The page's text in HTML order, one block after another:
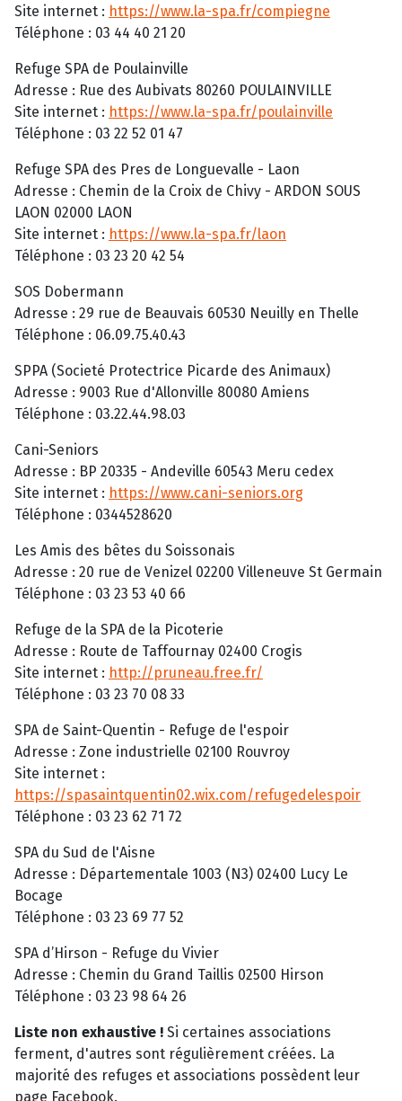
Site internet : https://www.la-spa.fr/compiegne
Téléphone : 03 44 40 21 20
Refuge SPA de Poulainville
Adresse : Rue des Aubivats 80260 POULAINVILLE
Site internet : https://www.la-spa.fr/poulainville
Téléphone : 03 22 52 01 47
Refuge SPA des Pres de Longuevalle - Laon
Adresse : Chemin de la Croix de Chivy - ARDON SOUS
LAON 02000 LAON
Site internet : https://www.la-spa.fr/laon
Téléphone : 03 23 20 42 54
SOS Dobermann
Adresse : 29 rue de Beauvais 60530 Neuilly en Thelle
Téléphone : 06.09.75.40.43
SPPA (Societé Protectrice Picarde des Animaux)
Adresse : 9003 Rue d'Allonville 80080 Amiens
Téléphone : 03.22.44.98.03
Cani-Seniors
Adresse : BP 20335 - Andeville 60543 Meru cedex
Site internet : https://www.cani-seniors.org
Téléphone : 0344528620
Les Amis des bêtes du Soissonais
Adresse : 20 rue de Venizel 02200 Villeneuve St Germain
Téléphone : 03 23 53 40 66
Refuge de la SPA de la Picoterie
Adresse : Route de Taffournay 02400 Crogis
Site internet : http://pruneau.free.fr/
Téléphone : 03 23 70 08 33
SPA de Saint-Quentin - Refuge de l'espoir
Adresse : Zone industrielle 02100 Rouvroy
Site internet :
https://spasaintquentin02.wix.com/refugedelespoir
Téléphone : 03 23 62 71 72
SPA du Sud de l'Aisne
Adresse : Départementale 1003 (N3) 02400 Lucy Le
Bocage
Téléphone : 03 23 69 77 52
SPA d’Hirson - Refuge du Vivier
Adresse : Chemin du Grand Taillis 02500 Hirson
Téléphone : 03 23 98 64 26
Liste non exhaustive ! Si certaines associations
ferment, d'autres sont régulièrement créées. La
majorité des refuges et associations possèdent leur
page Facebook.